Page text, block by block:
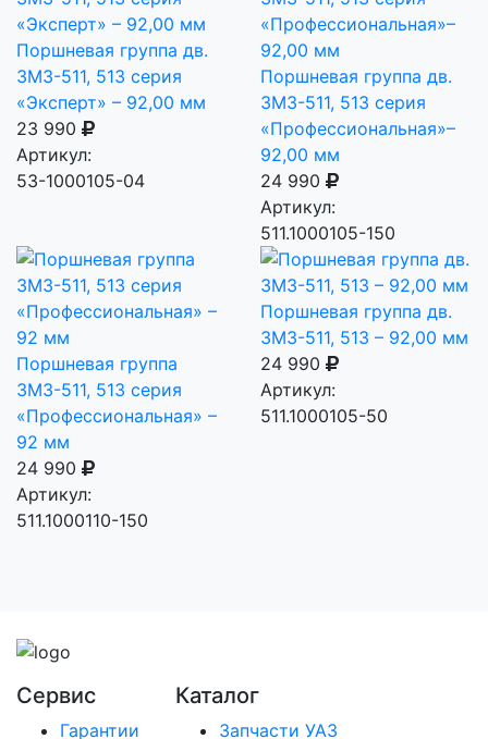
Поршневая группа дв.
ЗМЗ-511, 513 серия
«Эксперт» – 92,00 мм
23 990
Артикул:
53-1000105-04
Поршневая группа дв.
ЗМЗ-511, 513 серия
«Профессиональная»–
92,00 мм
24 990
Артикул:
511.1000105-150
Поршневая группа
ЗМЗ-511, 513 серия
«Профессиональная» –
92 мм
24 990
Артикул:
511.1000110-150
Поршневая группа дв.
ЗМЗ-511, 513 – 92,00 мм
24 990
Артикул:
511.1000105-50
Сервис
Гарантии
Каталог
Запчасти УАЗ